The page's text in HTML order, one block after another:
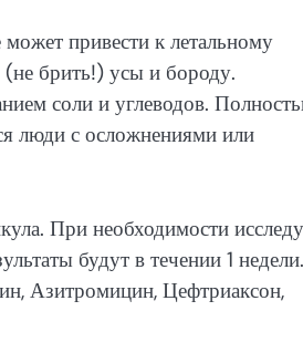
привести к летальному
(не брить!) усы и бороду.
соли и углеводов.
люди с осложнениями или
При необходимости
будут в течении 1
Азитромицин, Цефтриаксон,